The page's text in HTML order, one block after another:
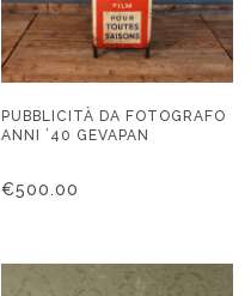
PUBBLICITÀ DA FOTOGRAFO
ANNI ’40 GEVAPAN
€500.00